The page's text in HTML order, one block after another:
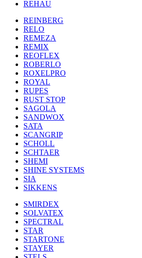
REHAU
REINBERG
RELO
REMEZA
REMIX
REOFLEX
ROBERLO
ROXELPRO
ROYAL
RUPES
RUST STOP
SAGOLA
SANDWOX
SATA
SCANGRIP
SCHOLL
SCHTAER
SHEMI
SHINE SYSTEMS
SIA
SIKKENS
SMIRDEX
SOLVATEX
SPECTRAL
STAR
STARTONE
STAYER